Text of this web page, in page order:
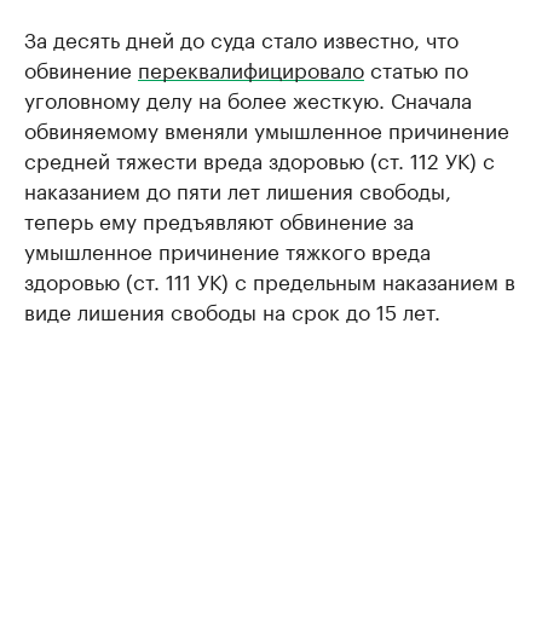
За десять дней до суда стало известно, что
обвинение переквалифицировалостатью по
уголовному делу на более жесткую. Сначала
обвиняемому вменяли умышленное причинение
средней тяжести вреда здоровью (ст. 112 УК) с
наказанием до пяти лет лишения свободы,
теперь ему предъявляют обвинение за
умышленное причинение тяжкого вреда
здоровью (ст. 111 УК) с предельным наказанием в
виде лишения свободы на срок до 15 лет.